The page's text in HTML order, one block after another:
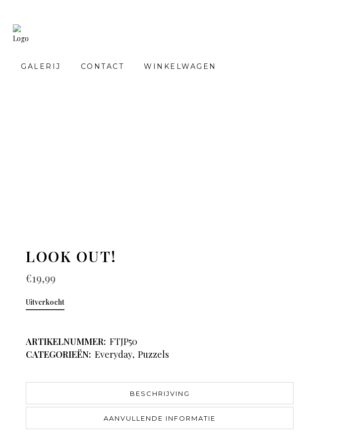
GALERIJ CONTACT WINKELWAGEN
LOOK OUT!
€19,99
Uitverkocht
ARTIKELNUMMER: FTJP50
CATEGORIEËN: Everyday, Puzzels
BESCHRIJVING
AANVULLENDE INFORMATIE